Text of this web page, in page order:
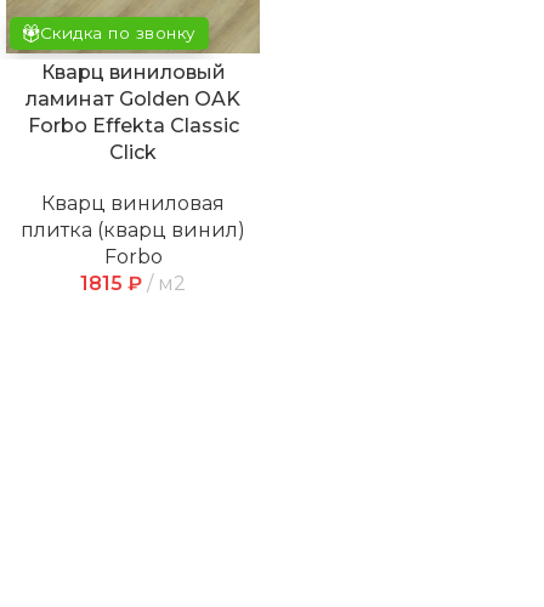
Скидка по звонку
Кварц виниловый
ламинат Golden OAK
Forbo Effekta Classic
Click
Кварц виниловая
плитка (кварц винил)
Forbo
1815 ₽ м2